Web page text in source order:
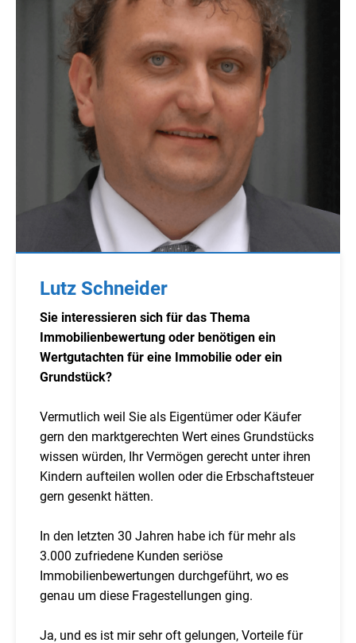
Lutz Schneider
Sie interessieren sich für das Thema
Immobilienbewertung oder benötigen ein
Wertgutachten für eine Immobilie oder ein
Grundstück?
Vermutlich weil Sie als Eigentümer oder Käufer
gern den marktgerechten Wert eines Grundstücks
wissen würden, Ihr Vermögen gerecht unter ihren
Kindern aufteilen wollen oder die Erbschaftsteuer
gern gesenkt hätten.
In den letzten 30 Jahren habe ich für mehr als
3.000 zufriedene Kunden seriöse
Immobilienbewertungen durchgeführt, wo es
genau um diese Fragestellungen ging.
Ja, und es ist mir sehr oft gelungen, Vorteile für